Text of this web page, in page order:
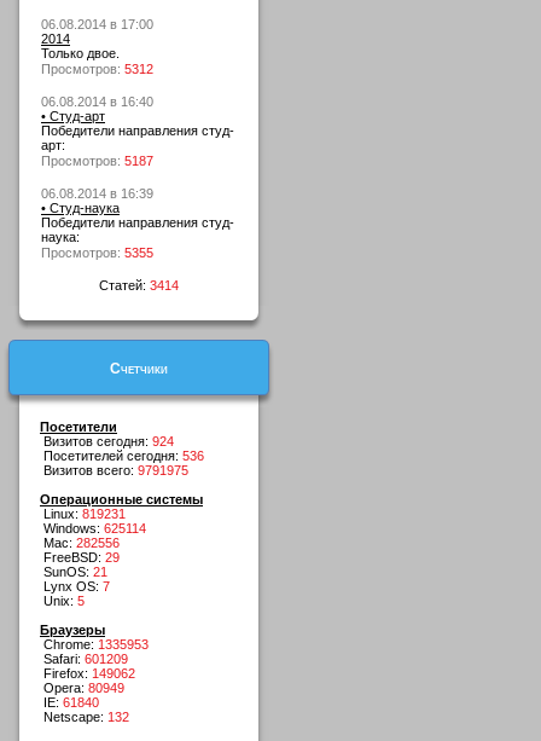
06.08.2014 в 17:00
2014
Только двое.
Просмотров: 5312
06.08.2014 в 16:40
• Студ-арт
Победители направления студ-
арт:
Просмотров: 5187
06.08.2014 в 16:39
• Студ-наука
Победители направления студ-
наука:
Просмотров: 5355
Статей: 3414
Счетчики
Посетители
Визитов сегодня: 924
Посетителей сегодня: 536
Визитов всего: 9791975
Операционные системы
Linux: 819231
Windows: 625114
Mac: 282556
FreeBSD: 29
SunOS: 21
Lynx OS: 7
Unix: 5
Браузеры
Chrome: 1335953
Safari: 601209
Firefox: 149062
Opera: 80949
IE: 61840
Netscape: 132